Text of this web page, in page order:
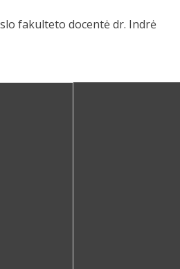
fakulteto docentė dr. Indrė